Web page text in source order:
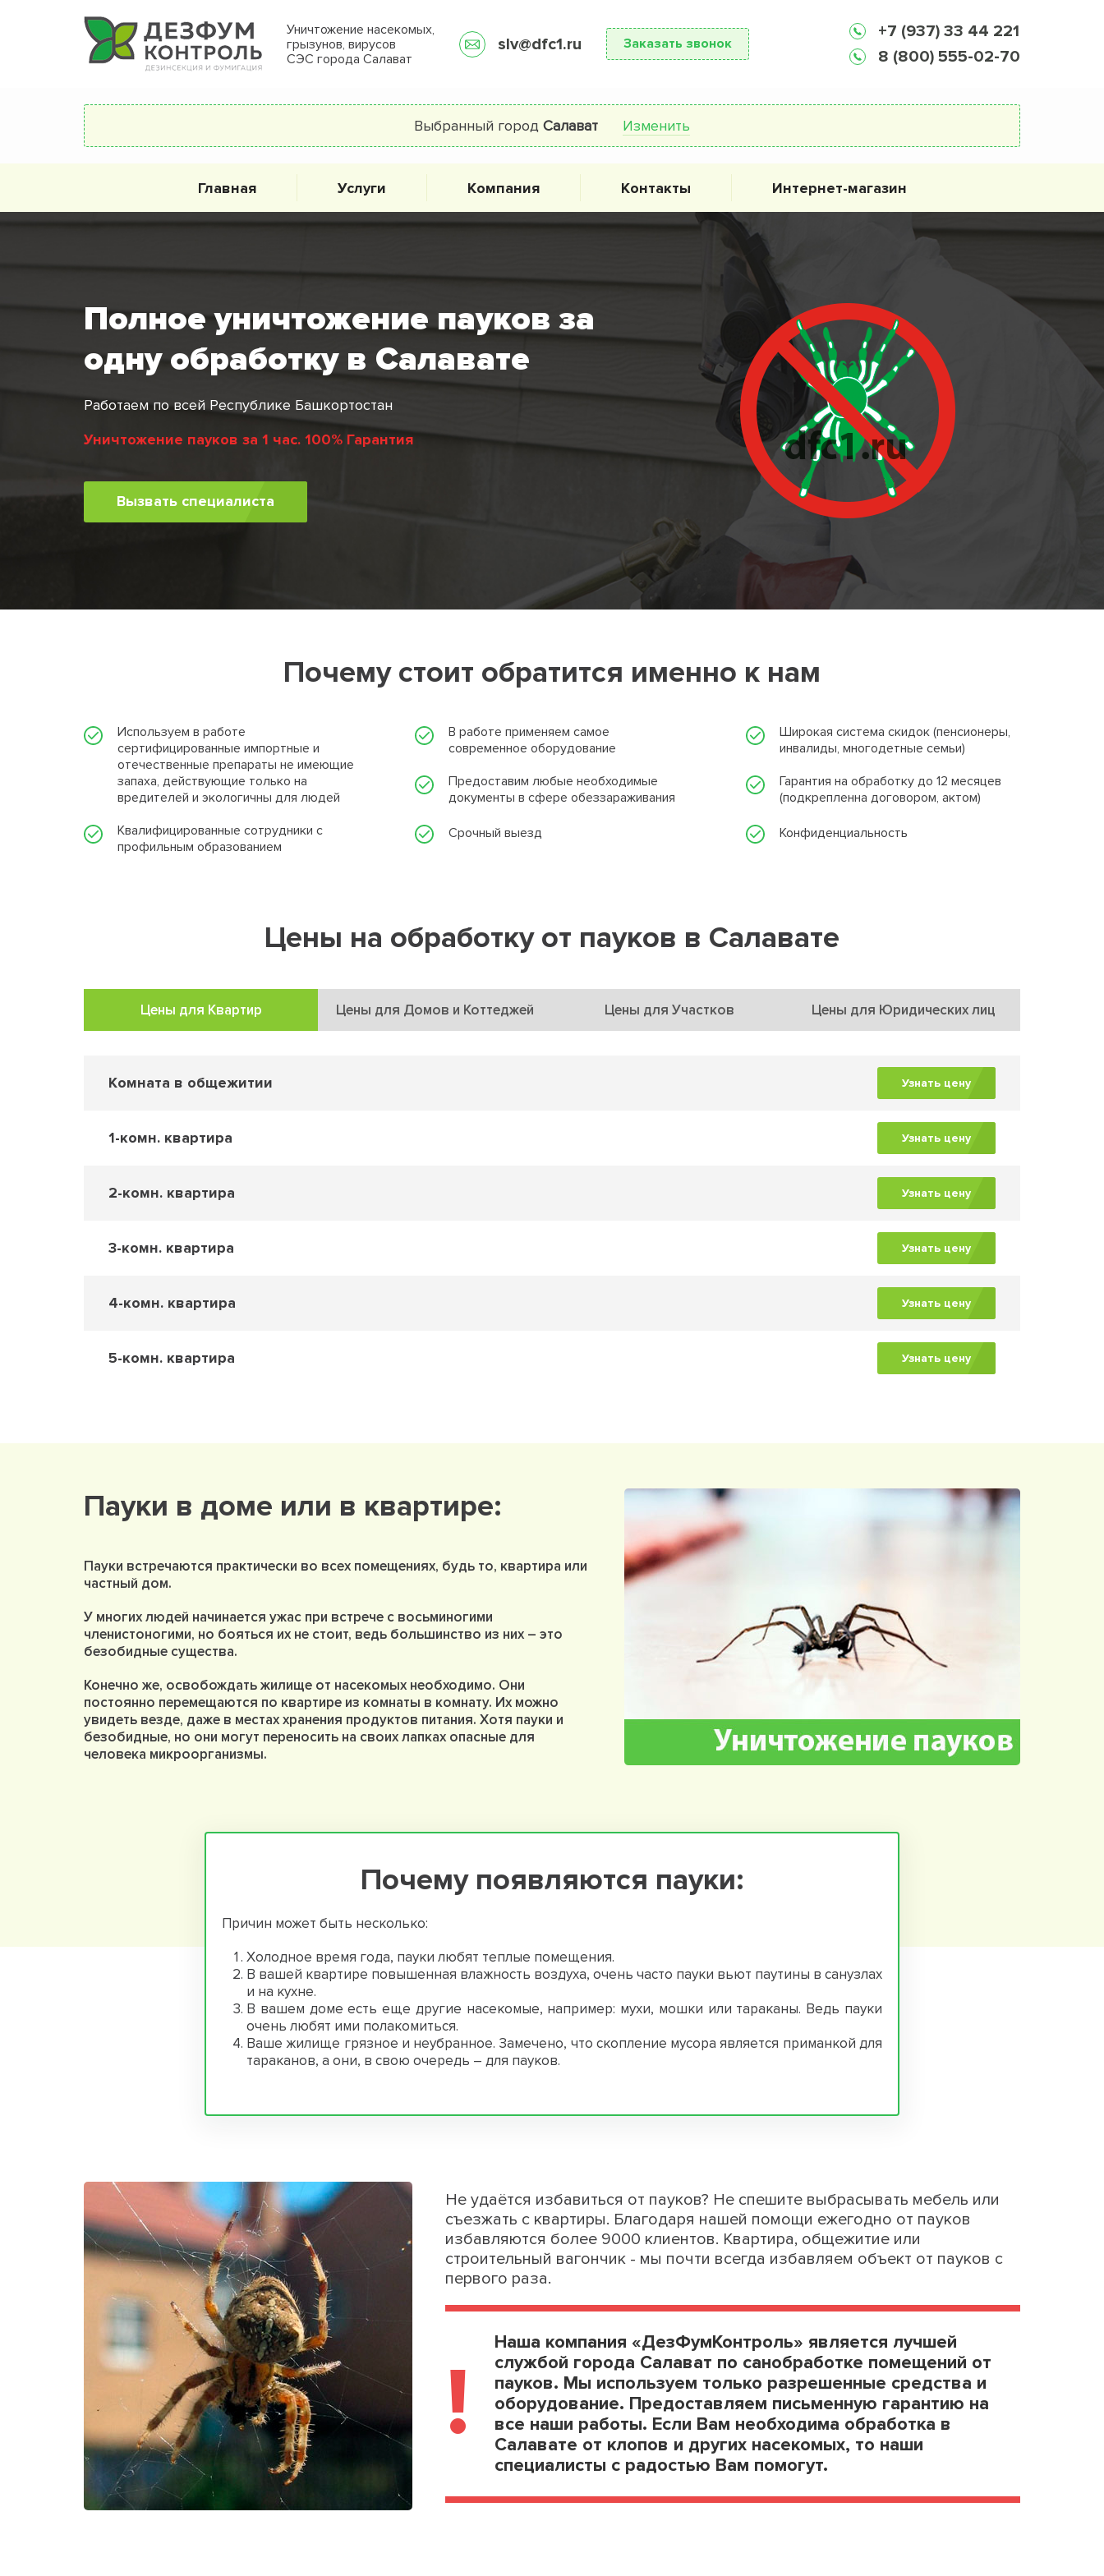
Уничтожение насекомых,
грызунов, вирусов
СЭС города Салават
slv@dfc1.ru Заказать звонок
+7 (937) 33 44 221
8 (800) 555-02-70
Выбранный город Салават Изменить
Главная Услуги Компания Контакты Интернет-магазин
Полное уничтожение пауков за
одну обработку в Салавате
Работаем по всей Республике Башкортостан
Уничтожение пауков за 1 час. 100% Гарантия
Вызвать специалиста
Почему стоит обратится именно к нам
Используем в работе
сертифицированные импортные и
отечественные препараты не имеющие
запаха, действующие только на
вредителей и экологичны для людей
Квалифицированные сотрудники с
профильным образованием
В работе применяем самое
современное оборудование
Предоставим любые необходимые
документы в сфере обеззараживания
Срочный выезд
Широкая система скидок (пенсионеры,
инвалиды, многодетные семьи)
Гарантия на обработку до 12 месяцев
(подкрепленна договором, актом)
Конфиденциальность
Цены на обработку от пауков в Салавате
Цены для Квартир Цены для Домов и Коттеджей Цены для Участков Цены для Юридических лиц
Комната в общежитии Узнать цену
1-комн. квартира Узнать цену
2-комн. квартира Узнать цену
3-комн. квартира Узнать цену
4-комн. квартира Узнать цену
5-комн. квартира Узнать цену
Пауки в доме или в квартире:
Пауки встречаются практически во всех помещениях, будь то, квартира или
частный дом.
У многих людей начинается ужас при встрече с восьминогими
членистоногими, но бояться их не стоит, ведь большинство из них – это
безобидные существа.
Конечно же, освобождать жилище от насекомых необходимо. Они
постоянно перемещаются по квартире из комнаты в комнату. Их можно
увидеть везде, даже в местах хранения продуктов питания. Хотя пауки и
безобидные, но они могут переносить на своих лапках опасные для
человека микроорганизмы.
Почему появляются пауки:
Причин может быть несколько:
Холодное время года, пауки любят теплые помещения.
В вашей квартире повышенная влажность воздуха, очень часто пауки вьют паутины в санузлах
и на кухне.
В вашем доме есть еще другие насекомые, например: мухи, мошки или тараканы. Ведь пауки
очень любят ими полакомиться.
Ваше жилище грязное и неубранное. Замечено, что скопление мусора является приманкой для
тараканов, а они, в свою очередь – для пауков.
Не удаётся избавиться от пауков? Не спешите выбрасывать мебель или
съезжать с квартиры. Благодаря нашей помощи ежегодно от пауков
избавляются более 9000 клиентов. Квартира, общежитие или
строительный вагончик - мы почти всегда избавляем объект от пауков с
первого раза.
!
Наша компания «ДезФумКонтроль» является лучшей
службой города Салават по санобработке помещений от
пауков. Мы используем только разрешенные средства и
оборудование. Предоставляем письменную гарантию на
все наши работы. Если Вам необходима обработка в
Салавате от клопов и других насекомых, то наши
специалисты с радостью Вам помогут.